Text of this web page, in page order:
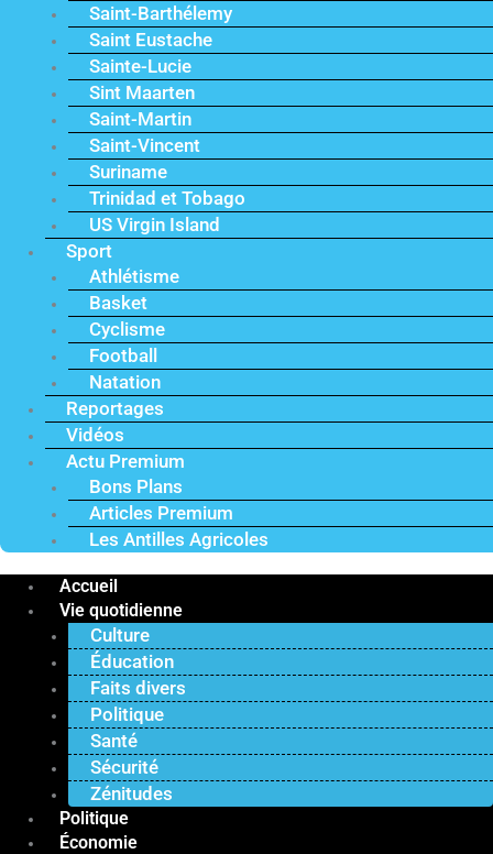
Saint-Barthélemy
Saint Eustache
Sainte-Lucie
Sint Maarten
Saint-Martin
Saint-Vincent
Suriname
Trinidad et Tobago
US Virgin Island
Sport
Athlétisme
Basket
Cyclisme
Football
Natation
Reportages
Vidéos
Actu Premium
Bons Plans
Articles Premium
Les Antilles Agricoles
Accueil
Vie quotidienne
Culture
Éducation
Faits divers
Politique
Santé
Sécurité
Zénitudes
Politique
Économie